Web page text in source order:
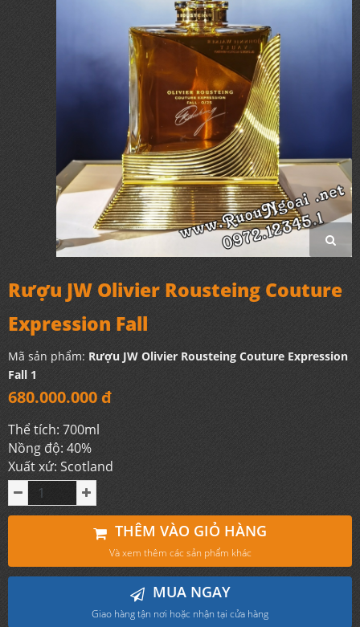
Rượu JW Olivier Rousteing Couture
Expression Fall
Mã sản phẩm: Rượu JW Olivier Rousteing Couture Expression
Fall 1
680.000.000 đ
Thể tích: 700ml
Nồng độ: 40%
Xuất xứ: Scotland
THÊM VÀO GIỎ HÀNG
Và xem thêm các sản phẩm khác
MUA NGAY
Giao hàng tận nơi hoặc nhận tại cửa hàng